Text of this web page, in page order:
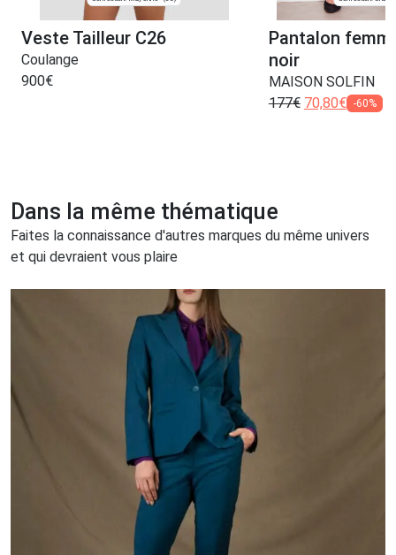
Veste Tailleur C26
Coulange
900€
Pantalon
noir
MAISON SOLFIN
177€ 70,80€ -60%
Dans la même thématique
Faites la connaissance d'autres marques du même univers
et qui devraient vous plaire